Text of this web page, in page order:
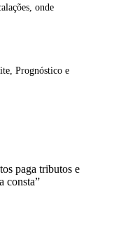
onde
Prognóstico e
paga tributos e
consta”